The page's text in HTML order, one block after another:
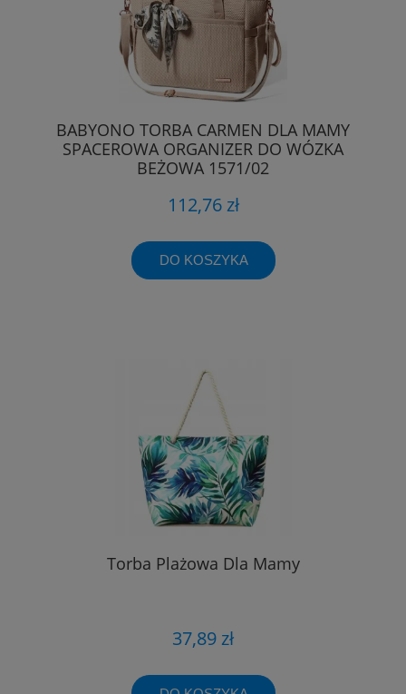
BABYONO TORBA CARMEN DLA MAMY
SPACEROWA ORGANIZER DO WÓZKA
BEŻOWA 1571/02
112,76 zł
DO KOSZYKA
Torba Plażowa Dla Mamy
37,89 zł